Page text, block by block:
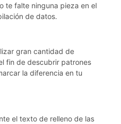
te falte ninguna pieza en el
de datos.
gran cantidad de
fin de descubrir patrones
la diferencia en tu
el texto de relleno de las